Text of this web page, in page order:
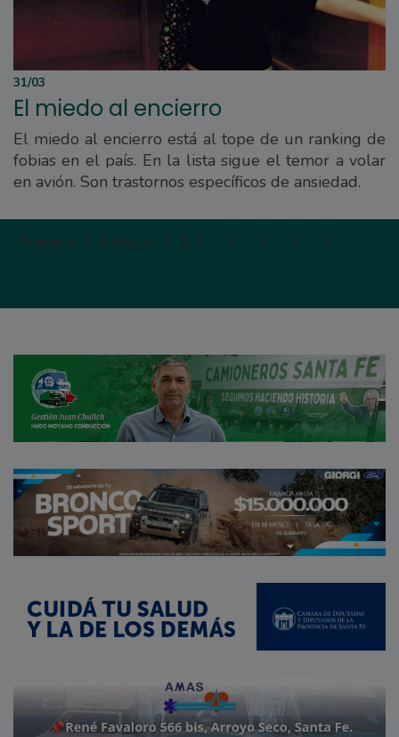
31/03
El miedo al encierro
El miedo al encierro está al tope de un ranking de
fobias en el país. En la lista sigue el temor a volar
en avión. Son trastornos específicos de ansiedad.
Primera | Anterior | 1 | | | | |